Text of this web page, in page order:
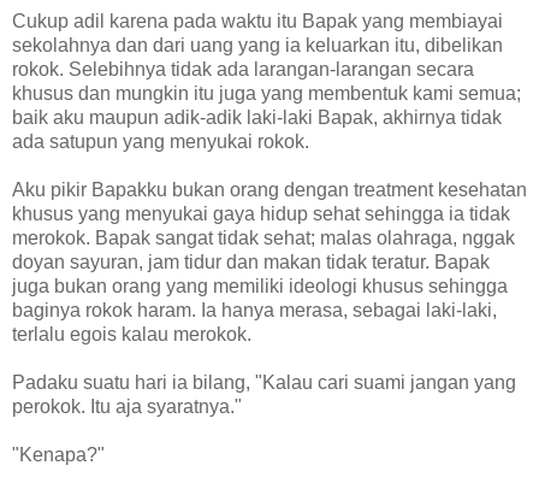
Cukup adil karena pada waktu itu Bapak yang membiayai
sekolahnya dan dari uang yang ia keluarkan itu, dibelikan
rokok. Selebihnya tidak ada larangan-larangan secara
khusus dan mungkin itu juga yang membentuk kami semua;
baik aku maupun adik-adik laki-laki Bapak, akhirnya tidak
ada satupun yang menyukai rokok.
Aku pikir Bapakku bukan orang dengan treatment kesehatan
khusus yang menyukai gaya hidup sehat sehingga ia tidak
merokok. Bapak sangat tidak sehat; malas olahraga, nggak
doyan sayuran, jam tidur dan makan tidak teratur. Bapak
juga bukan orang yang memiliki ideologi khusus sehingga
baginya rokok haram. Ia hanya merasa, sebagai laki-laki,
terlalu egois kalau merokok.
Padaku suatu hari ia bilang, "Kalau cari suami jangan yang
perokok. Itu aja syaratnya."
"Kenapa?"